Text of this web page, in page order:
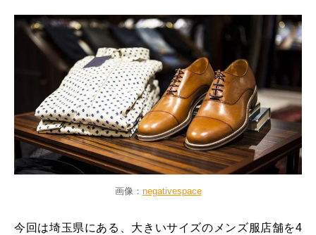
画像： negativespace
今回は埼玉県にある、大きいサイズのメンズ服店舗を4